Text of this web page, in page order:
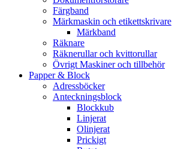
Färgband
Märkmaskin och etikettskrivare
Märkband
Räknare
Räknerullar och kvittorullar
Övrigt Maskiner och tillbehör
Papper & Block
Adressböcker
Anteckningsblock
Blockkub
Linjerat
Olinjerat
Prickigt